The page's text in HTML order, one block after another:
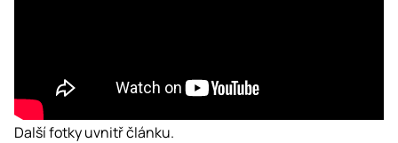
Další fotky uvnitř článku.